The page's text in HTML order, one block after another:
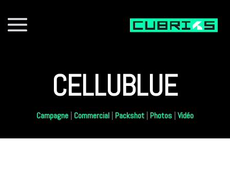
CELLUBLUE
Campagne| Commercial| Packshot| Photos| Vidéo